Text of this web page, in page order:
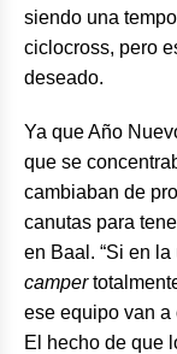
siendo una
ciclocross, pero
deseado.
Ya que Año
que se
cambiaban de
canutas para
en Baal. “Si en
camper
ese equipo van a
El hecho de que